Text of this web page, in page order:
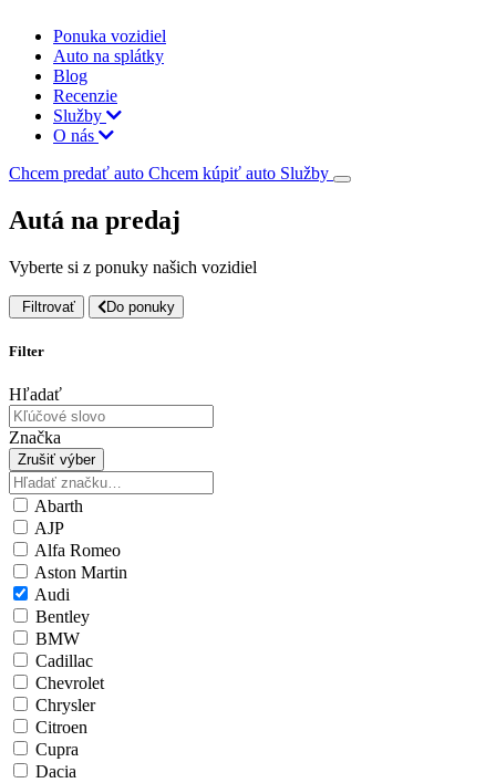
Ponuka vozidiel
Auto na splátky
Blog
Recenzie
Služby
O nás
Chcem predať auto Chcem kúpiť auto Služby
Autá na predaj
Vyberte si z ponuky našich vozidiel
Filtrovať Do ponuky
Filter
Hľadať
Značka
Zrušiť výber
Abarth
AJP
Alfa Romeo
Aston Martin
Audi
Bentley
BMW
Cadillac
Chevrolet
Chrysler
Citroen
Cupra
Dacia